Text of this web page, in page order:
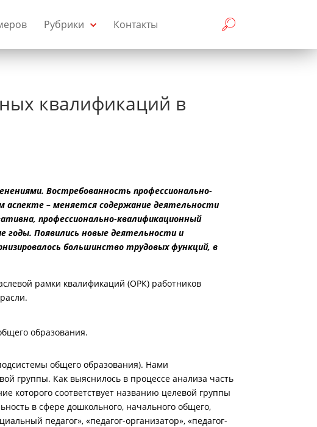
Рубрики Контакты
квалификаций в
Востребованность профессионально-
аспекте – меняется содержание деятельности
профессионально-квалификационный
годы. Появились новые деятельности и
большинство трудовых функций, в
рамки квалификаций (ОРК) работников
образования.
общего образования). Нами
группы. Как выяснилось в процессе анализа часть
которого соответствует названию целевой группы
в сфере дошкольного, начального общего,
педагог», «педагог-организатор», «педагог-